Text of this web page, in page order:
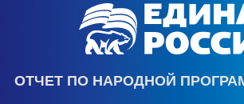
ОТЧЕТ ПО НАРОДНОЙ